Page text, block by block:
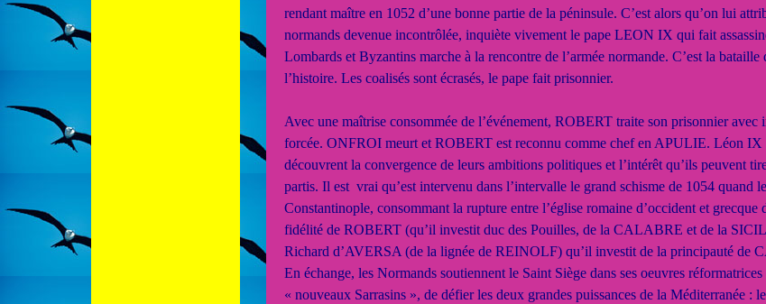
rendant maître en 1052 d’une bonne partie de la péninsule. C’est alors qu’on lui
normands devenue incontrôlée, inquiète vivement le pape LEON IX qui fait
Lombards et Byzantins marche à la rencontre de l’armée normande. C’est la
l’histoire. Les coalisés sont écrasés, le pape fait prisonnier.
Avec une maîtrise consommée de l’événement, ROBERT traite son prisonnier
forcée. ONFROI meurt et ROBERT est reconnu comme chef en APULIE. Léon
découvrent la convergence de leurs ambitions politiques et l’intérêt qu’ils peuvent
partis. Il est vrai qu’est intervenu dans l’intervalle le grand schisme de 1054
Constantinople, consommant la rupture entre l’église romaine d’occident et
fidélité de ROBERT (qu’il investit duc des Pouilles, de la CALABRE et de la
Richard d’AVERSA (de la lignée de REINOLF) qu’il investit de la principauté de
En échange, les Normands soutiennent le Saint Siège dans ses oeuvres
« nouveaux Sarrasins », de défier les deux grandes puissances de la Méditerranée :